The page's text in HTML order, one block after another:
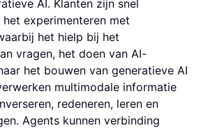
AI. Klanten zijn snel
experimenteren met
het hielp bij het
vragen, het doen van AI-
het bouwen van generatieve AI
multimodale informatie
redeneren, leren en
Agents kunnen verbinding